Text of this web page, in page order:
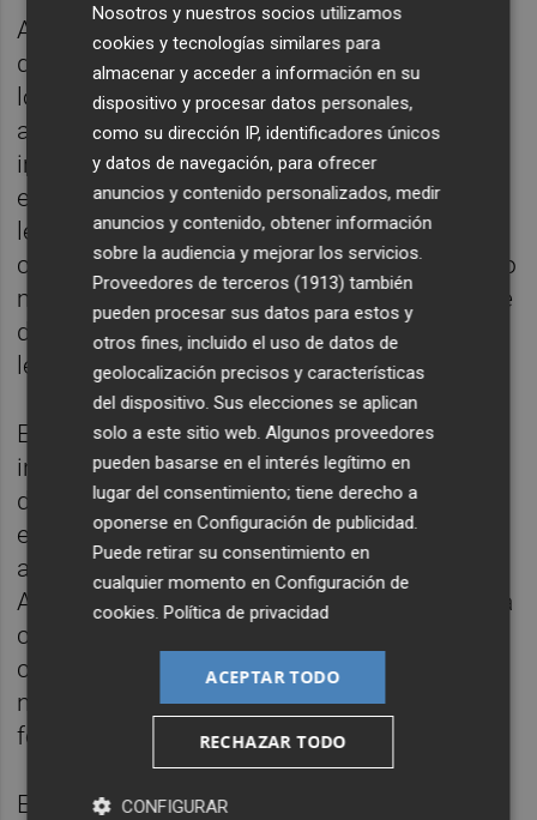
A lo largo de la entrevista, Álvaro ha
destacado el esfuerzo de la administración
local por consolidar la feria como una cita
abierta y dinámica, subrayando la
importancia de generar espacios de
encuentro directos entre los autores, los
lectores y las familias del municipio. A la
charla también se ha sumado el bibliotecario
municipal, aportando la visión indispensable
de quienes sostienen el fomento de la
lectura en el día a día.
En el bloque central del episodio, los
invitados han abordado el impacto positivo
de la campaña de bienvenida bibliotecaria
enfocada a los más pequeños y la excelente
acogida de los talleres y cuentacuentos.
Asimismo, la entrevista ha puesto en valor la
colaboración y el músculo del tejido
comercial, evidenciado en la presencia de
nueve librerías y editoriales locales en la
feria.
El resultado es un episodio cercano,
Nosotros y nuestros socios utilizamos
cookies y tecnologías similares para
almacenar y acceder a información en su
dispositivo y procesar datos personales,
como su dirección IP, identificadores únicos
y datos de navegación, para ofrecer
anuncios y contenido personalizados, medir
anuncios y contenido, obtener información
sobre la audiencia y mejorar los servicios.
Proveedores de terceros (1913) también
pueden procesar sus datos para estos y
otros fines, incluido el uso de datos de
geolocalización precisos y características
del dispositivo. Sus elecciones se aplican
solo a este sitio web. Algunos proveedores
pueden basarse en el interés legítimo en
lugar del consentimiento; tiene derecho a
oponerse enConfiguración de publicidad
Puede retirar su consentimiento en
cualquier momento enConfiguración de
cookies .Política de privacidad
ACEPTAR TODO
RECHAZAR TODO
CONFIGURAR